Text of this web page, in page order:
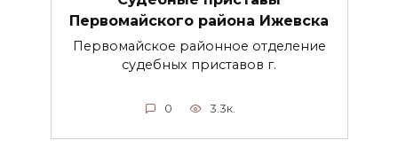
Первомайского района Ижевска
Первомайское районное отделение
судебных приставов г.
0 3.3к.